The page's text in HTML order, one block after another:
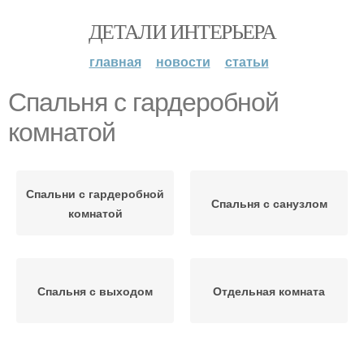
ДЕТАЛИ ИНТЕРЬЕРА
главная новости статьи
Спальня с гардеробной
комнатой
Спальни с гардеробной
комнатой
Спальня с санузлом
Спальня с выходом Отдельная комната